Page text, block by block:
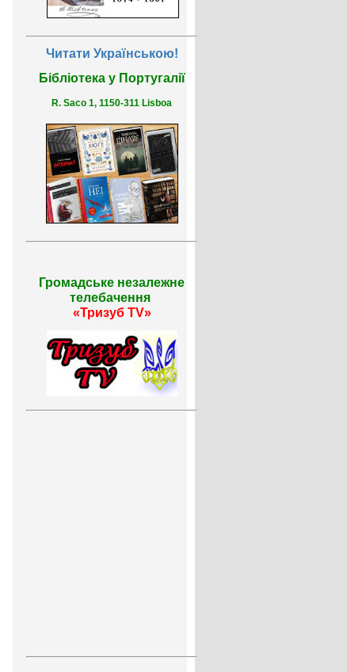
Читати Українською!
Бібліотека у Португалії
R. Saco 1, 1150-311 Lisboa
Громадське незалежне
телебачення
«Тризуб TV»